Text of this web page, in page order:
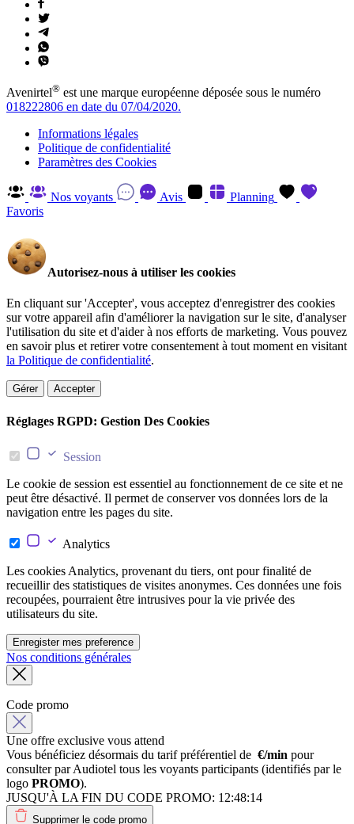
Avenirtel® est une marque européenne déposée sous le numéro
018222806 en date du 07/04/2020.
Informations légales
Politique de confidentialité
Paramètres des Cookies
Nos voyants Avis
Planning
Favoris
Autorisez-nous à utiliser les cookies
En cliquant sur 'Accepter', vous acceptez d'enregistrer des cookies
sur votre appareil afin d'améliorer la navigation sur le site, d'analyser
l'utilisation du site et d'aider à nos efforts de marketing. Vous pouvez
en savoir plus et retirer votre consentement à tout moment en visitant
la Politique de confidentialité.
Gérer Accepter
Réglages RGPD: Gestion Des Cookies
Session
Le cookie de session est essentiel au fonctionnement de ce site et ne
peut être désactivé. Il permet de conserver vos données lors de la
navigation entre les pages du site.
Analytics
Les cookies Analytics, provenant du tiers, ont pour finalité de
recueillir des statistiques de visites anonymes. Ces données une fois
recoupées, pourraient être intrusives pour la vie privée des
utilisateurs du site.
Enregister mes preference
Nos conditions générales
Code promo
Une offre exclusive vous attend
Vous bénéficiez désormais du tarif préférentiel de €/min pour
consulter par Audiotel tous les voyants participants (identifiés par le
logo PROMO).
JUSQU'À LA FIN DU CODE PROMO: 12:48:14
Supprimer le code promo